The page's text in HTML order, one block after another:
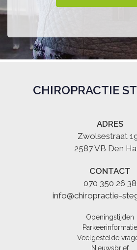
CHIROPRACTIE
ADRES
Zwolsestraat
2587 VB Den
CONTACT
070 350 26 38
info@chiropractie-
Openingstijden
Parkeerinformatie
Veelgestelde
Nieuwsbrief